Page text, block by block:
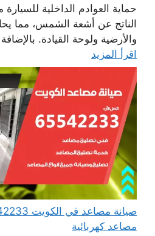
حماية العوادم الداخلية
الناتج عن أشعة الشمس، مما
والأرضية ولوحة القيادة.
اقرأ المزيد
مصاعد كهربائية